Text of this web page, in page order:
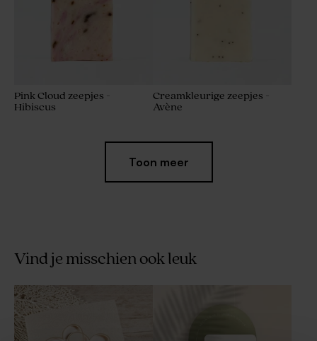
Pink Cloud zeepjes -
Hibiscus
Creamkleurige zeepjes -
Avène
Set met 27 trouwbedankjes
beige
Toon meer
Vind je misschien ook leuk